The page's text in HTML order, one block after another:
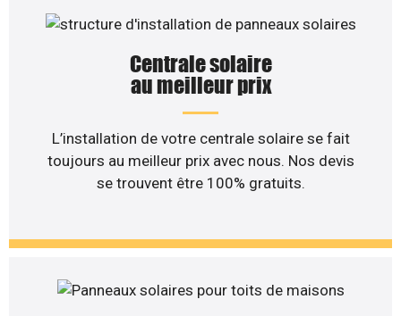
Centrale solaire
au meilleur prix
L’installation de votre centrale solaire se fait
toujours au meilleur prix avec nous. Nos devis
se trouvent être 100% gratuits.